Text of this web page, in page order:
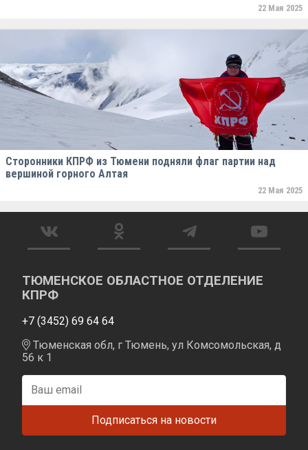
22 Мая 2025
Сторонники КПРФ из Тюмени подняли флаг партии над
вершиной горного Алтая
22 Мая 2025
ТЮМЕНСКОЕ ОБЛАСТНОЕ ОТДЕЛЕНИЕ
КПРФ
+7 (3452) 69 64 64
Тюменская обл, г Тюмень, ул Комсомольская, д
56 к 1